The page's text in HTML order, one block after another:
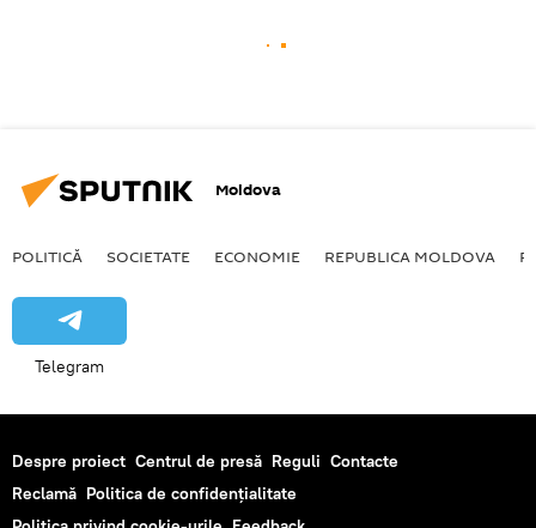
Moldova
POLITICĂ SOCIETATE ECONOMIE REPUBLICA MOLDOVA
Telegram
Despre proiect Centrul de presă Reguli Contacte
Reclamă Politica de confidențialitate